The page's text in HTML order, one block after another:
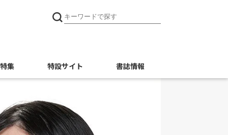
特集 特設サイト 書誌情報